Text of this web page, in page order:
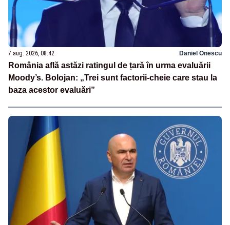
7 aug. 2026, 08:42 Daniel Onescu
România află astăzi ratingul de țară în urma evaluării
Moody’s. Bolojan: „Trei sunt factorii-cheie care stau la
baza acestor evaluări”